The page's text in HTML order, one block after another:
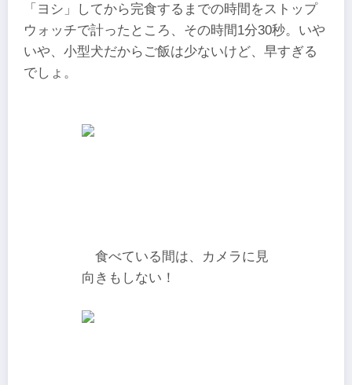
「ヨシ」してから完食するまでの時間をストップ
ウォッチで計ったところ、その時間1分30秒。いや
いや、小型犬だからご飯は少ないけど、早すぎる
でしょ。
食べている間は、カメラに見
向きもしない！